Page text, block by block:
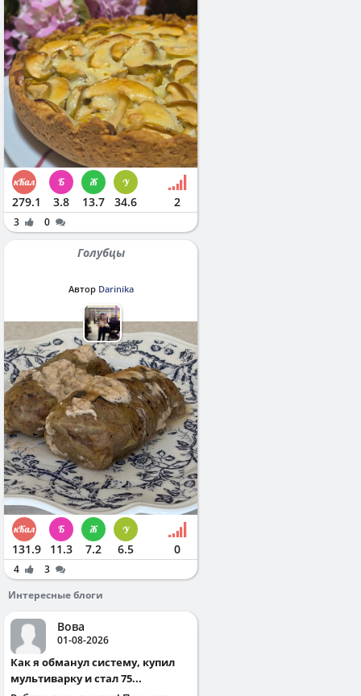
279.1 3.8 13.7 34.6 2
3 0
Голубцы
Автор Darinika
131.9 11.3 7.2 6.5 0
4
3
Интересные блоги
Вова
01-08-2026
Как я обманул систему, купил
мультиварку и стал 75...